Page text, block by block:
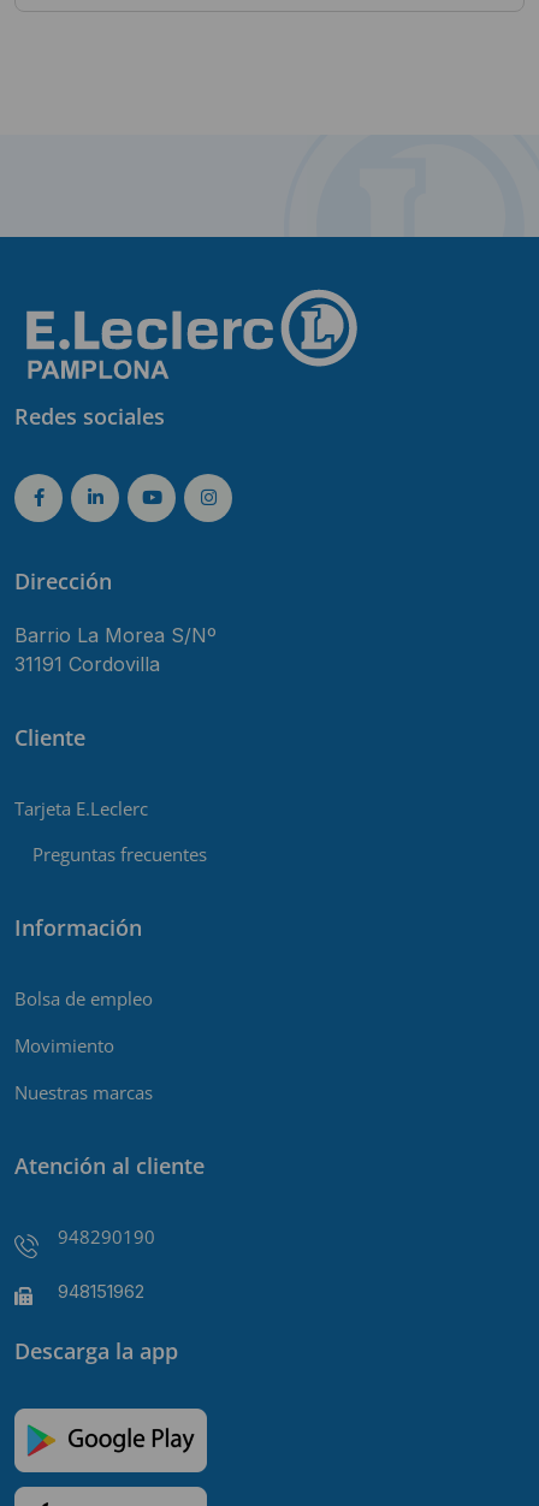
Redes sociales
Dirección
Barrio La Morea S/Nº
31191 Cordovilla
Cliente
Tarjeta E.Leclerc
Preguntas frecuentes
Información
Bolsa de empleo
Movimiento
Nuestras marcas
Atención al cliente
948290190
948151962
Descarga la app